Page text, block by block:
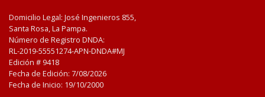
Domicilio Legal: José Ingenieros 855,
Santa Rosa, La Pampa.
Número de Registro DNDA:
RL-2019-55551274-APN-DNDA#MJ
Edición # 9418
Fecha de Edición: 7/08/2026
Fecha de Inicio: 19/10/2000